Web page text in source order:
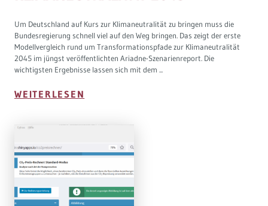
Um Deutschland auf Kurs zur Klimaneutralität zu bringen muss die
Bundesregierung schnell viel auf den Weg bringen. Das zeigt der erste
Modellvergleich rund um Transformationspfade zur Klimaneutralität
2045 im jüngst veröffentlichten Ariadne-Szenarienreport. Die
wichtigsten Ergebnisse lassen sich mit dem ...
WEITERLESEN